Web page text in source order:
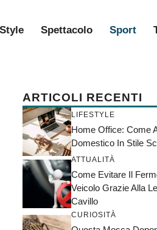
Spettacolo Sport
ARTICOLI RECENTI
LIFESTYLE
Home Office: Come
Domestico In Stile
ATTUALITÀ
Come Evitare Il
Veicolo Grazie Alla
Cavillo
CURIOSITÀ